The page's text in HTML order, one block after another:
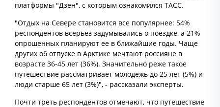
платформы "Дзен", с которым ознакомился ТАСС.
"Отдых на Севере становится все популярнее: 54%
респондентов всерьез задумывались о поездке, а 21%
опрошенных планируют ее в ближайшие годы. Чаще
других об отпуске в Арктике мечтают россияне в
возрасте 36-45 лет (36%). Значительно реже такое
путешествие рассматривает молодежь до 25 лет (5%) и
люди старше 65 лет (3%)", - рассказали эксперты.
Почти треть респондентов отмечают, что путешествие